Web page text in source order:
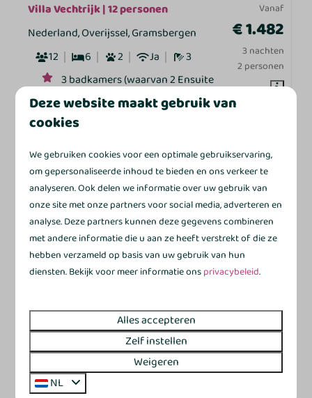
Vanaf
€ 1.482
3 nachten
2 personen
Villa Vechtrijk | 12 personen
Nederland, Overijssel, Gramsbergen
12
6 2 Ja
3
3 badkamers (waarvan 2 Ensuite
badkamers)
Airco
Omheinde tuin
Luxe en ruimte voor grote gezelschappen
Bekijken
Jouw vakantiehuis nabij
Emmen
Deze website maakt gebruik van
cookies
We gebruiken cookies voor een optimale gebruikservaring,
om gepersonaliseerde inhoud te bieden en ons verkeer te
analyseren. Ook delen we informatie over uw gebruik van
onze site met onze partners voor social media, adverteren en
analyse. Deze partners kunnen deze gegevens combineren
met andere informatie die u aan ze heeft verstrekt of die ze
hebben verzameld op basis van uw gebruik van hun
diensten. Bekijk voor meer informatie onsprivacybeleid.
Alles accepteren
Zelf instellen
Weigeren
NL